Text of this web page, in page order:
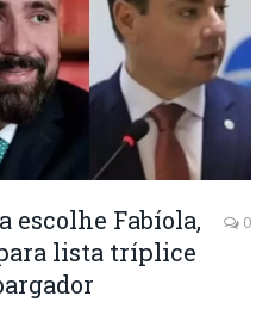
escolhe Fabíola,
lista tríplice
0